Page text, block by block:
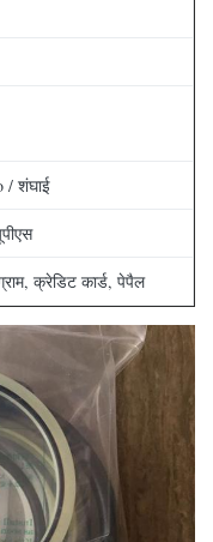
/ शंघाई
क्रेडिट कार्ड, पेपैल